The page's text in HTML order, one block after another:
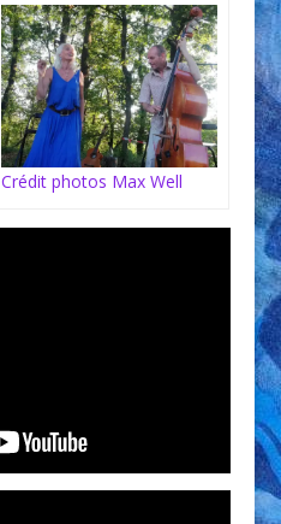
Crédit photos Max Well